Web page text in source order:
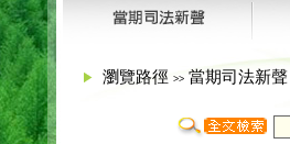
瀏覽路徑 >> 當期司法新